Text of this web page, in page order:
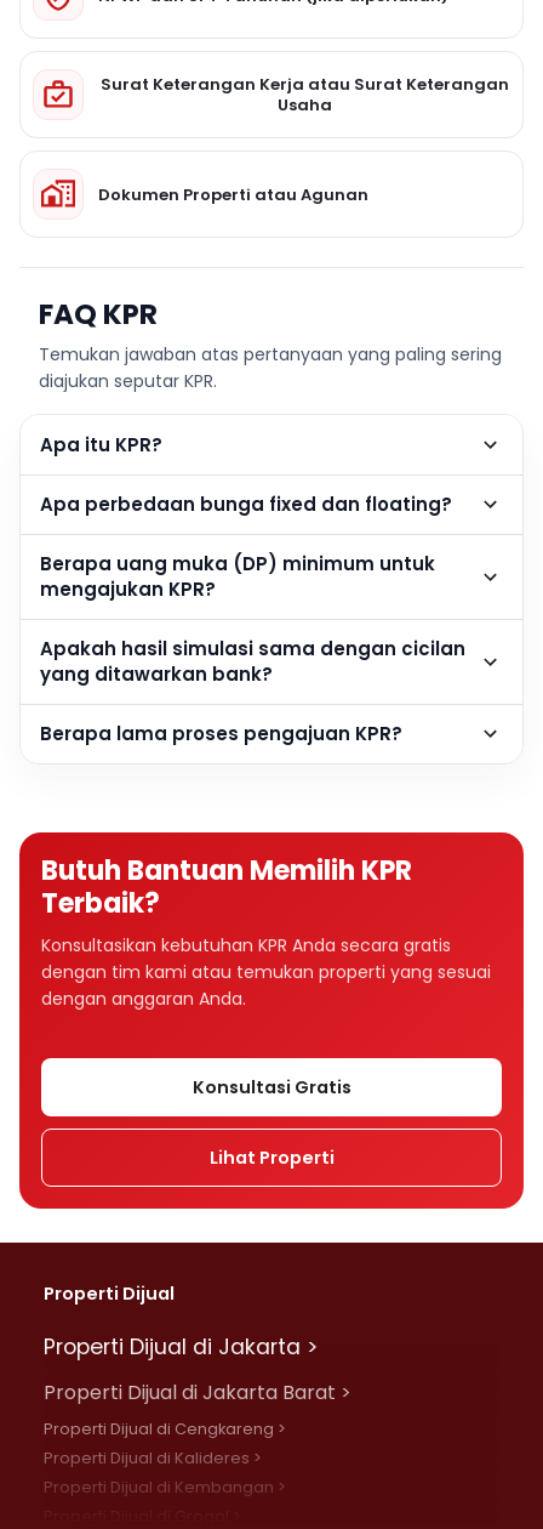
Surat Keterangan Kerja atau Surat Keterangan
Usaha
Dokumen Properti atau Agunan
FAQ KPR
Temukan jawaban atas pertanyaan yang paling sering
diajukan seputar KPR.
Apa itu KPR?
Apa perbedaan bunga fixed dan floating?
Berapa uang muka (DP) minimum untuk
mengajukan KPR?
Apakah hasil simulasi sama dengan cicilan
yang ditawarkan bank?
Berapa lama proses pengajuan KPR?
Butuh Bantuan Memilih KPR
Terbaik?
Konsultasikan kebutuhan KPR Anda secara gratis
dengan tim kami atau temukan properti yang sesuai
dengan anggaran Anda.
Konsultasi Gratis
Lihat Properti
Properti Dijual
Properti Dijual di Jakarta >
Properti Dijual di Jakarta Barat >
Properti Dijual di Cengkareng >
Properti Dijual di Kalideres >
Properti Dijual di Kembangan >